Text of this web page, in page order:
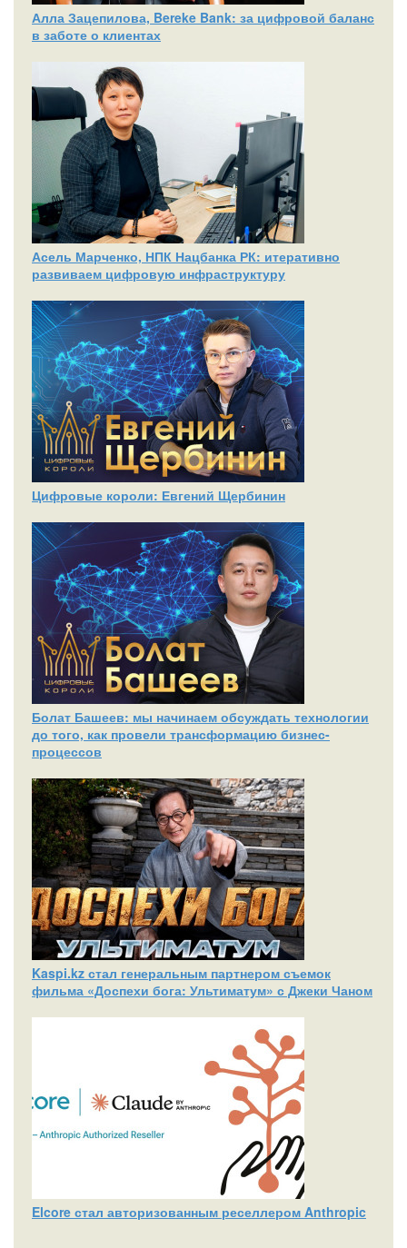
Алла Зацепилова, Bereke Bank: за цифровой баланс
в заботе о клиентах
Асель Марченко, НПК Нацбанка РК: итеративно
развиваем цифровую инфраструктуру
Цифровые короли: Евгений Щербинин
Болат Башеев: мы начинаем обсуждать технологии
до того, как провели трансформацию бизнес-
процессов
Kaspi.kz стал генеральным партнером съемок
фильма «Доспехи бога: Ультиматум» с Джеки Чаном
Elcore стал авторизованным реселлером Anthropic